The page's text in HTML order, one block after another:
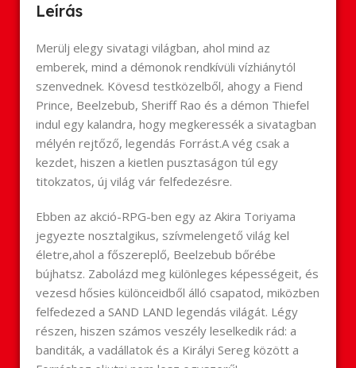
Leírás
Merülj elegy sivatagi világban, ahol mind az
emberek, mind a démonok rendkívüli vízhiánytól
szenvednek. Kövesd testközelből, ahogy a Fiend
Prince, Beelzebub, Sheriff Rao és a démon Thiefel
indul egy kalandra, hogy megkeressék a sivatagban
mélyén rejtőző, legendás Forrást.A vég csak a
kezdet, hiszen a kietlen pusztaságon túl egy
titokzatos, új világ vár felfedezésre.
Ebben az akció-RPG-ben egy az Akira Toriyama
jegyezte nosztalgikus, szívmelengető világ kel
életre,ahol a főszereplő, Beelzebub bőrébe
bújhatsz. Zabolázd meg különleges képességeit, és
vezesd hősies különceidből álló csapatod, miközben
felfedezed a SAND LAND legendás világát. Légy
részen, hiszen számos veszély leselkedik rád: a
banditák, a vadállatok és a Királyi Sereg között a